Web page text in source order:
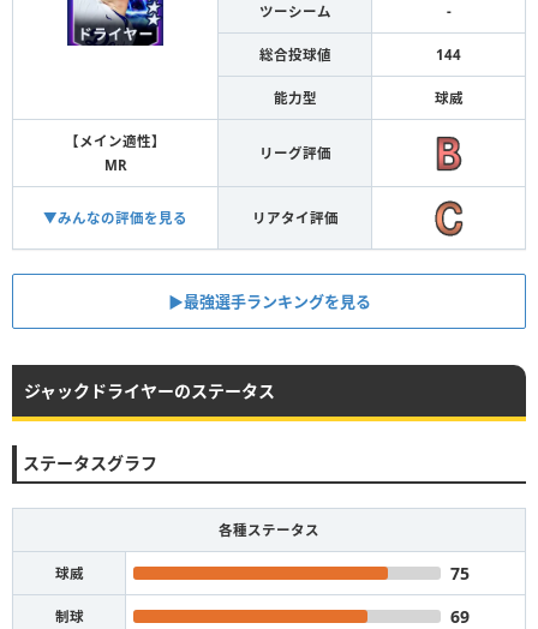
ツーシーム -
総合投球値 144
能力型 球威
【メイン適性】
MR
リーグ評価
▼みんなの評価を見る リアタイ評価
▶︎最強選手ランキングを見る
ジャックドライヤーのステータス
ステータスグラフ
各種ステータス
球威 75
制球 69